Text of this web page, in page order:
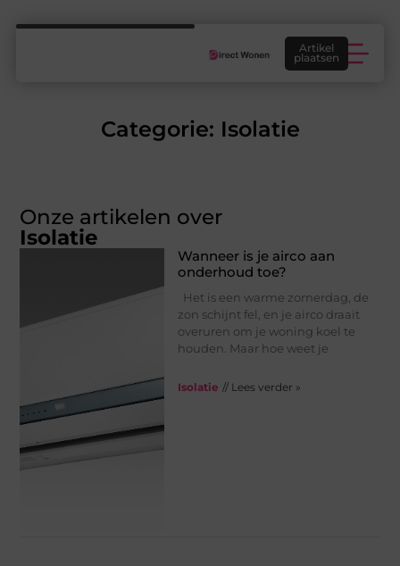
Artikel
plaatsen
Categorie: Isolatie
Onze artikelen over
Isolatie
Wanneer is je airco aan
onderhoud toe?
Het is een warme zomerdag, de
zon schijnt fel, en je airco draait
overuren om je woning koel te
houden. Maar hoe weet je
Isolatie // Lees verder »